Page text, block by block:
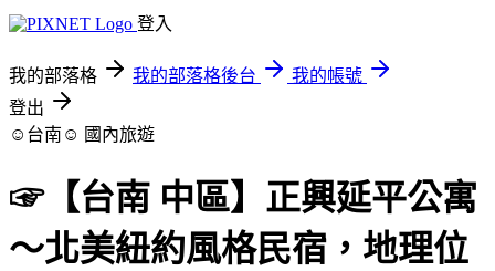
登入
我的部落格 我的部落格後台
我的帳號
登出
☺台南☺ 國內旅遊
☞【台南 中區】正興延平公寓
～北美紐約風格民宿，地理位